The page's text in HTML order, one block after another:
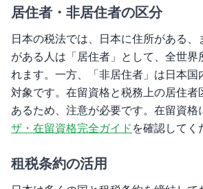
居住者・非居住者の区分
日本の税法では、日本に住所がある、
がある人は「居住者」として、全世界
れます。一方、「非居住者」は日本国
対象です。在留資格と税務上の居住者
あるため、注意が必要です。在留資格
ザ・在留資格完全ガイド を確認してく
租税条約の活用